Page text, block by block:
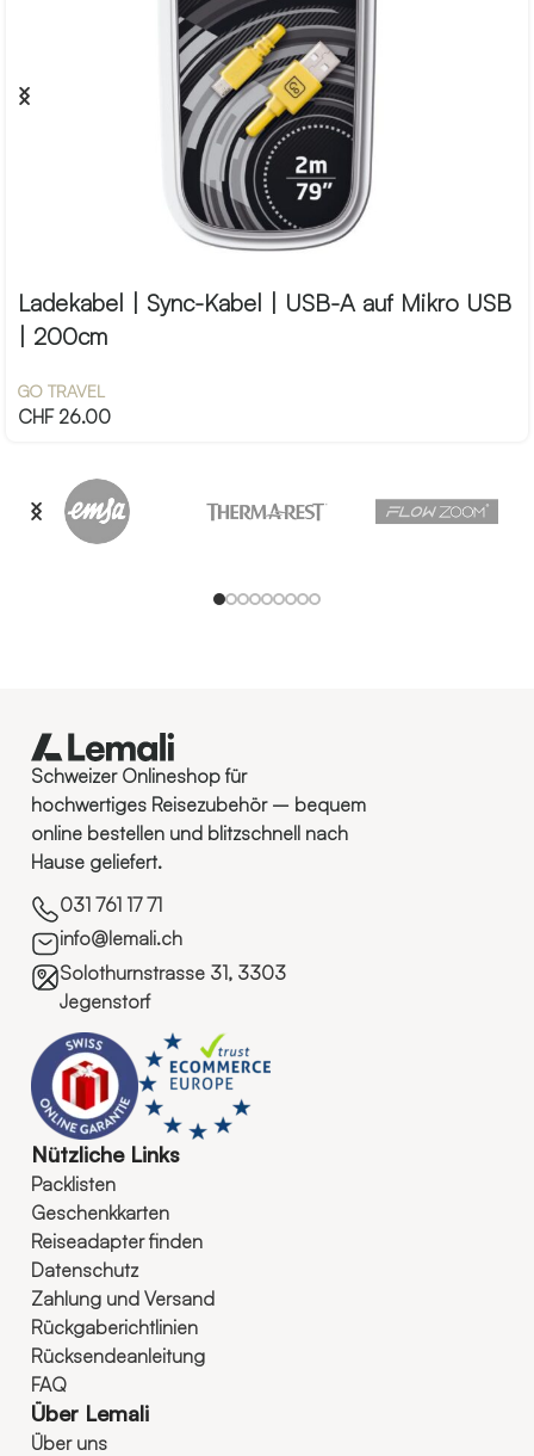
Ladekabel | Sync-Kabel | USB-A auf Mikro USB
| 200cm
GO TRAVEL
CHF26.00
Schweizer Onlineshop für
hochwertiges Reisezubehör – bequem
online bestellen und blitzschnell nach
Hause geliefert.
031 761 17 71
info@lemali.ch
Solothurnstrasse 31, 3303
Jegenstorf
Nützliche Links
Packlisten
Geschenkkarten
Reiseadapter finden
Datenschutz
Zahlung und Versand
Rückgaberichtlinien
Rücksendeanleitung
FAQ
Über Lemali
Über uns